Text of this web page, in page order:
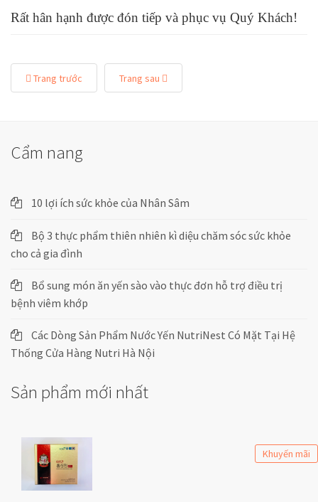
Rất hân hạnh được đón tiếp và phục vụ Quý Khách!
Trang trước Trang sau
Cẩm nang
10 lợi ích sức khỏe của Nhân Sâm
Bộ 3 thực phẩm thiên nhiên kì diệu chăm sóc sức khỏe
cho cả gia đình
Bổ sung món ăn yến sào vào thực đơn hỗ trợ điều trị
bệnh viêm khớp
Các Dòng Sản Phẩm Nước Yến NutriNest Có Mặt Tại Hệ
Thống Cửa Hàng Nutri Hà Nội
Sản phẩm mới nhất
Khuyến mãi